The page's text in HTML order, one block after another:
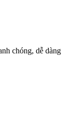
chóng, dễ dàng